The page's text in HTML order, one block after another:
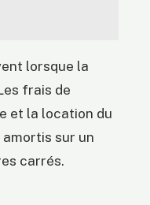
lorsque la
frais de
et la location du
sur un
carrés.